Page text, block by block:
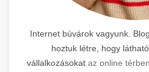
Internet búvárok vagyunk.
hoztuk létre, hogy
vállalkozásokat az online térben.